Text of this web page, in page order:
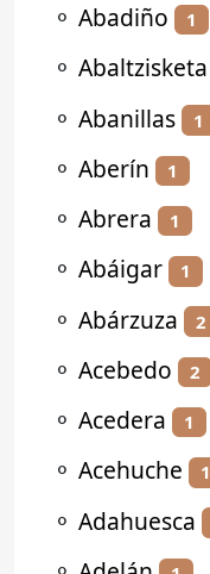
⚬ Abadiño 1
⚬ Abaltzisketa
⚬ Abanillas 1
⚬ Aberín 1
⚬ Abrera 1
⚬ Abáigar 1
⚬ Abárzuza 2
⚬ Acebedo 2
⚬ Acedera 1
⚬ Acehuche 1
⚬ Adahuesca